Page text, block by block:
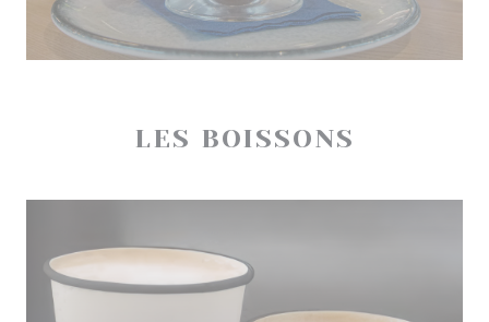
LES BOISSONS